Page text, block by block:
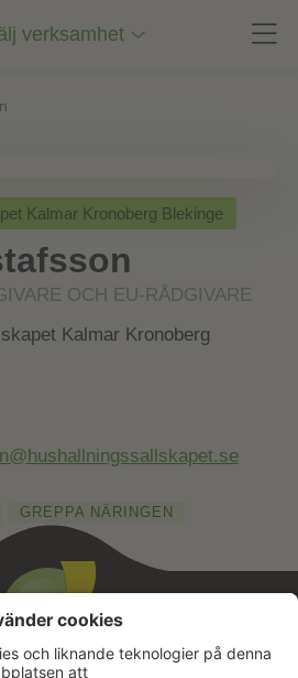
verksamhet
Kalmar Kronoberg Blekinge
OCH EU-RÅDGIVARE
Kalmar Kronoberg
GREPPA NÄRINGEN